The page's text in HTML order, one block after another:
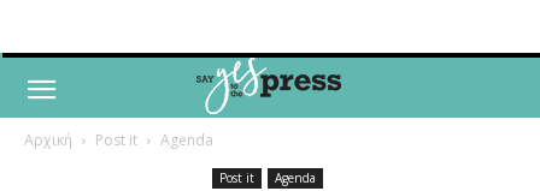
Αρχική Post it Agenda
Post it Agenda